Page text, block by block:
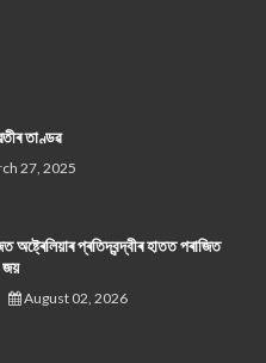
তাণ্ডৱ
27, 2025
প্ৰতিদ্বন্দ্বীৰ হাতত পৰাজিত
জয়
August 02, 2026